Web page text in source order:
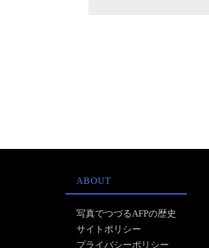
ABOUT
写真でつづるAFPの歴史
サイトポリシー
プライバシーポリシー